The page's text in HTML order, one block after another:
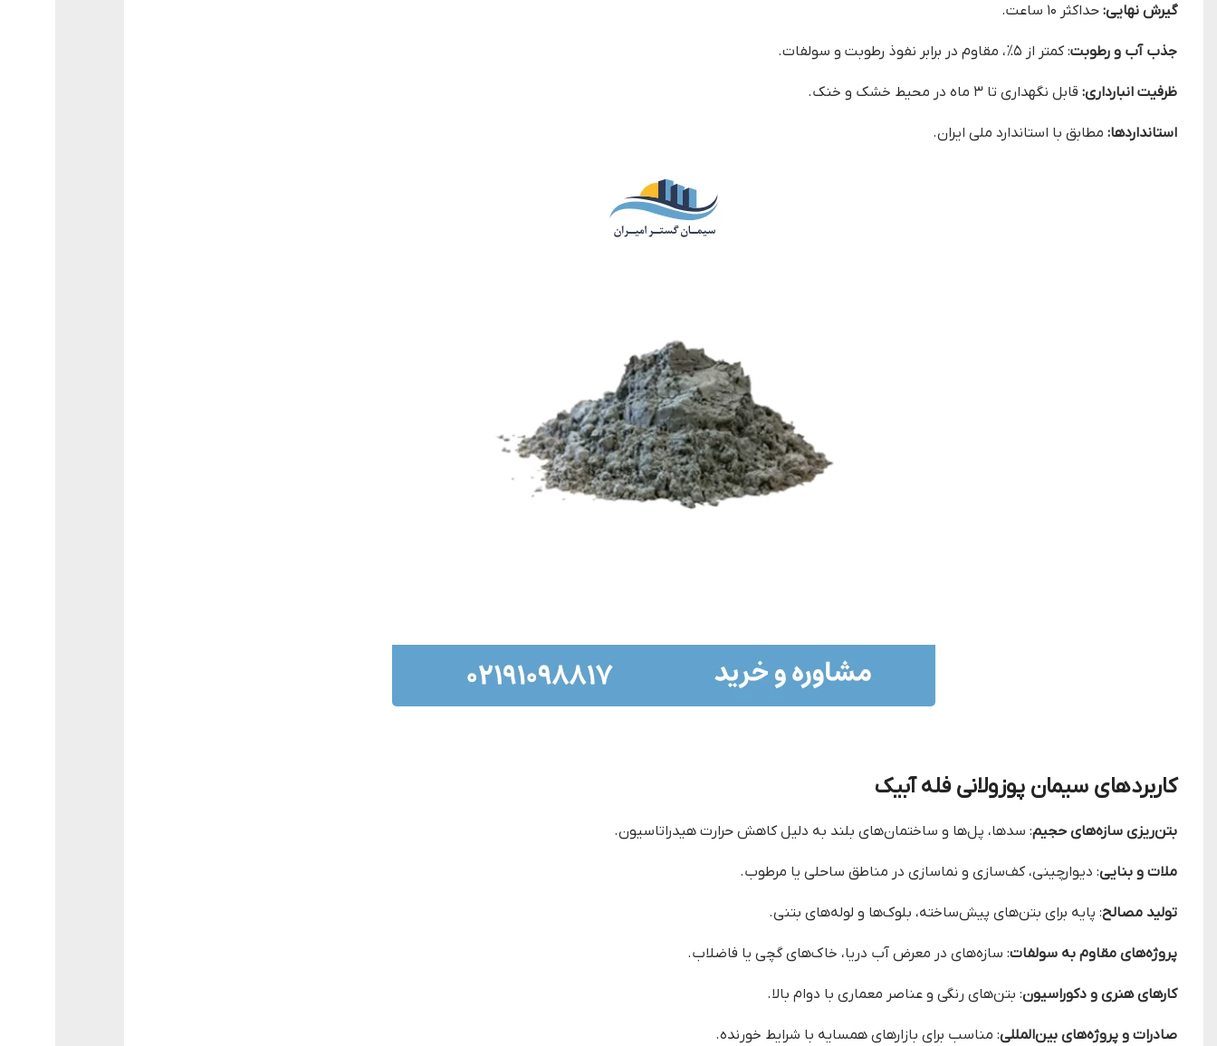
گیرش نهایی: حداکثر ۱۰ ساعت.
جذب آب و رطوبت: کمتر از ۵%، مقاوم در برابر نفوذ رطوبت و سولفات.
ظرفیت انبارداری: قابل نگهداری تا ۳ ماه در محیط خشک و خنک.
استانداردها: مطابق با استاندارد ملی ایران.
کاربردهای سیمان پوزولانی فله آبیک
بتن‌ریزی سازه‌های حجیم: سدها، پل‌ها و ساختمان‌های بلند به دلیل کاهش حرارت هیدراتاسیون.
ملات و بنایی: دیوارچینی، کف‌سازی و نماسازی در مناطق ساحلی یا مرطوب.
تولید مصالح: پایه برای بتن‌های پیش‌ساخته، بلوک‌ها و لوله‌های بتنی.
پروژه‌های مقاوم به سولفات: سازه‌های در معرض آب دریا، خاک‌های گچی یا فاضلاب.
کارهای هنری و دکوراسیون: بتن‌های رنگی و عناصر معماری با دوام بالا.
صادرات و پروژه‌های بین‌المللی: مناسب برای بازارهای همسایه با شرایط خورنده.